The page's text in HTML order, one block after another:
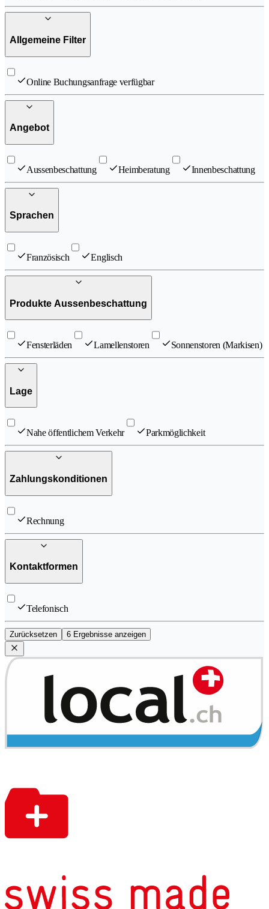
Allgemeine Filter
Online Buchungsanfrage verfügbar
Angebot
Aussenbeschattung Heimberatung Innenbeschattung
Sprachen
Französisch Englisch
Produkte Aussenbeschattung
Fensterläden Lamellenstoren Sonnenstoren (Markisen)
Lage
Nahe öffentlichem Verkehr Parkmöglichkeit
Zahlungskonditionen
Rechnung
Kontaktformen
Telefonisch
Zurücksetzen 6 Ergebnisse anzeigen